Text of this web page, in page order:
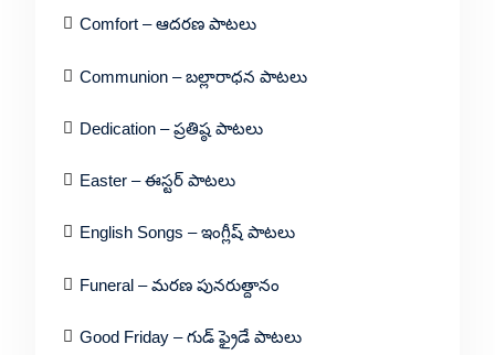
Comfort – ఆదరణ పాటలు
Communion – బల్లారాధన పాటలు
Dedication – ప్రతిష్ఠ పాటలు
Easter – ఈస్టర్ పాటలు
English Songs – ఇంగ్లీష్ పాటలు
Funeral – మరణ పునరుత్దానం
Good Friday – గుడ్ ఫ్రైడే పాటలు